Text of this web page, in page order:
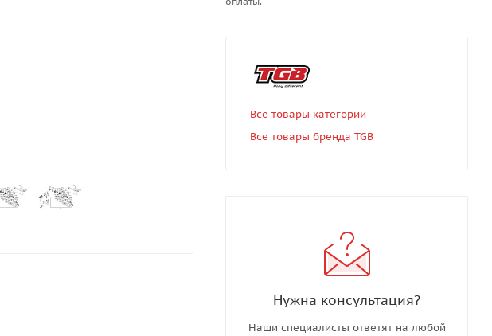
Все товары категории
Все товары бренда TGB
Нужна консультация?
Наши специалисты ответят на любой